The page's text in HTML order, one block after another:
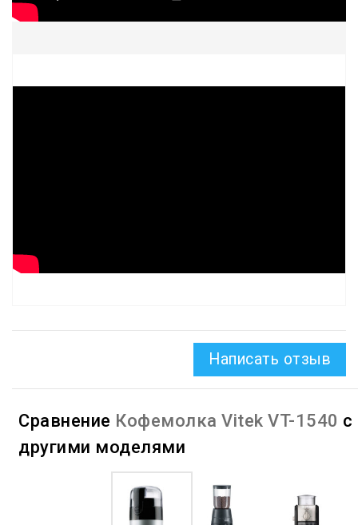
Написать отзыв
Сравнение Кофемолка Vitek VT-1540 с
другими моделями